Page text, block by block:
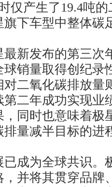
仅产生了19.4吨
旗下车型中整体碳
最新发布的第三次
销量取得创纪录
二氧化碳排放量
第二年成功实现业
，同时也意味着极
排量减半目标的进
已成为全球共识。
，并将其贯穿品牌